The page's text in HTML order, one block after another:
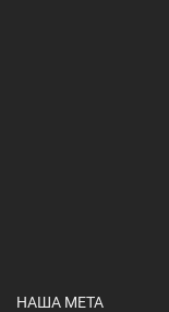
НАША МЕТА